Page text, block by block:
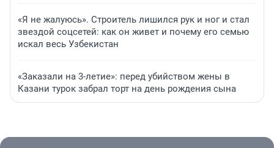
«Я не жалуюсь». Строитель лишился рук и ног и стал
звездой соцсетей: как он живет и почему его семью
искал весь Узбекистан
«Заказали на 3-летие»: перед убийством жены в
Казани турок забрал торт на день рождения сына